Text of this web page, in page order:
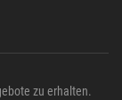
zu erhalten.